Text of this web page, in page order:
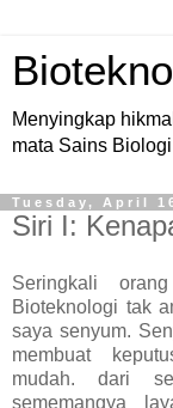
Menyingkap
mata Sains
Tuesday, April
Siri I:
Seringkali
Bioteknologi tak
saya senyum.
membuat
mudah. dari
sememangya